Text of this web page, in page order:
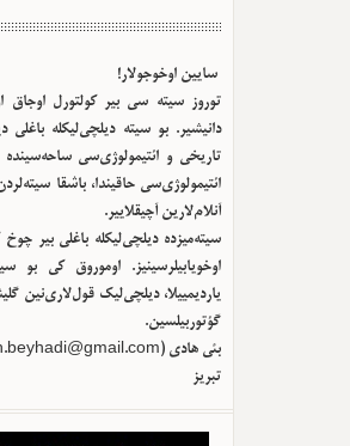
سایین اوخوجولار!
توروز سیته سی بیر کولتورل اوجاق
دانیشیر. بو سیته دیلچی‌لیکله باغلی
تاریخی و ائتیمولوژی‌سی
ائتیمولوژی‌سی حاقیندا، باشقا
آنلام‌لارین آچیقلاییر.
سیته‌میزده دیلچی‌لیکله باغلی بیر
اوخویابیلرسینیز. اوموروق کی بو
یاردیمییلا، دیلچی‌لیک قول‌لاری‌نین
گؤتوربیلسین.
بئی هادی (
تبریز